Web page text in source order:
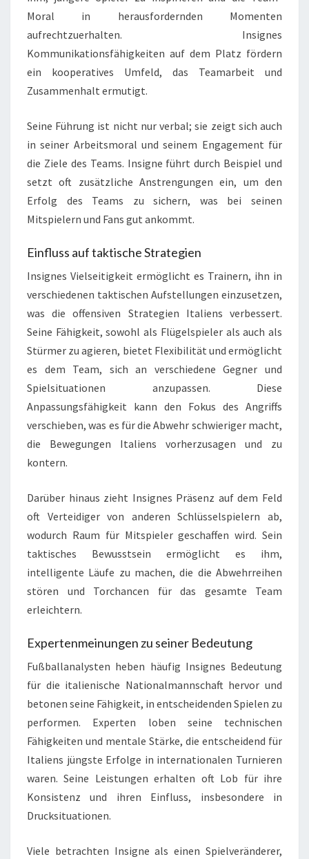
Moral in herausfordernden Momenten
aufrechtzuerhalten. Insignes
Kommunikationsfähigkeiten auf dem Platz fördern
ein kooperatives Umfeld, das Teamarbeit und
Zusammenhalt ermutigt.
Seine Führung ist nicht nur verbal; sie zeigt sich auch
in seiner Arbeitsmoral und seinem Engagement für
die Ziele des Teams. Insigne führt durch Beispiel und
setzt oft zusätzliche Anstrengungen ein, um den
Erfolg des Teams zu sichern, was bei seinen
Mitspielern und Fans gut ankommt.
Einfluss auf taktische Strategien
Insignes Vielseitigkeit ermöglicht es Trainern, ihn in
verschiedenen taktischen Aufstellungen einzusetzen,
was die offensiven Strategien Italiens verbessert.
Seine Fähigkeit, sowohl als Flügelspieler als auch als
Stürmer zu agieren, bietet Flexibilität und ermöglicht
es dem Team, sich an verschiedene Gegner und
Spielsituationen anzupassen. Diese
Anpassungsfähigkeit kann den Fokus des Angriffs
verschieben, was es für die Abwehr schwieriger macht,
die Bewegungen Italiens vorherzusagen und zu
kontern.
Darüber hinaus zieht Insignes Präsenz auf dem Feld
oft Verteidiger von anderen Schlüsselspielern ab,
wodurch Raum für Mitspieler geschaffen wird. Sein
taktisches Bewusstsein ermöglicht es ihm,
intelligente Läufe zu machen, die die Abwehrreihen
stören und Torchancen für das gesamte Team
erleichtern.
Expertenmeinungen zu seiner Bedeutung
Fußballanalysten heben häufig Insignes Bedeutung
für die italienische Nationalmannschaft hervor und
betonen seine Fähigkeit, in entscheidenden Spielen zu
performen. Experten loben seine technischen
Fähigkeiten und mentale Stärke, die entscheidend für
Italiens jüngste Erfolge in internationalen Turnieren
waren. Seine Leistungen erhalten oft Lob für ihre
Konsistenz und ihren Einfluss, insbesondere in
Drucksituationen.
Viele betrachten Insigne als einen Spielveränderer,